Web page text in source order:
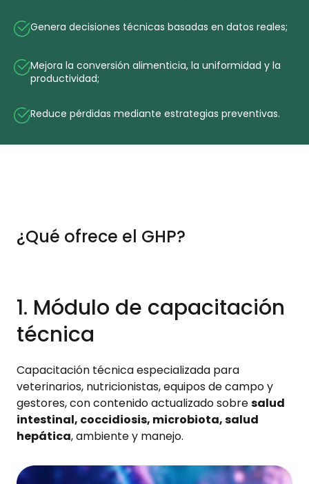
Genera decisiones técnicas basadas en datos reales;
Mejora la conversión alimenticia, la uniformidad y la
productividad;
Reduce pérdidas mediante estrategias preventivas.
¿Qué ofrece el GHP?
1. Módulo de capacitación
técnica
Capacitación técnica especializada para
veterinarios, nutricionistas, equipos de campo y
gestores, con contenido actualizado sobresalud
intestinal, coccidiosis, microbiota, salud
hepática, ambiente y manejo.